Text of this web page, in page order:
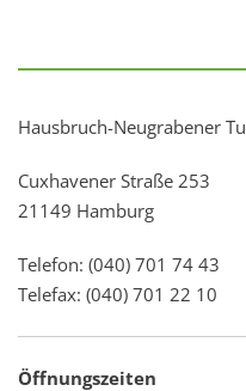
Hausbruch-Neugrabener
Cuxhavener Straße 253
21149 Hamburg
Telefon: (040) 701 74 43
Telefax: (040) 701 22 10
Öffnungszeiten